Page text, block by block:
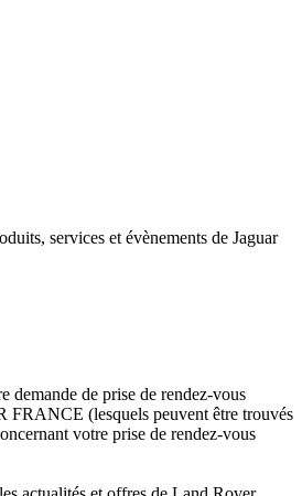
services et évènements de Jaguar
de prise de rendez-vous
FRANCE (lesquels peuvent être trouvés
votre prise de rendez-vous